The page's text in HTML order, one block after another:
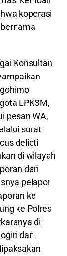
koperasi
Konsultan
LPKSM,
pesan WA,
surat
delicti
di wilayah
dari
pelapor
ke
ke Polres
di
dan